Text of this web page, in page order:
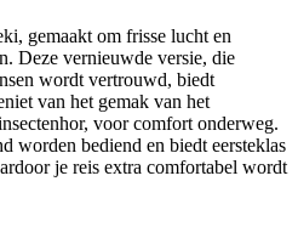
gemaakt om frisse lucht en
Deze vernieuwde versie, die
wordt vertrouwd, biedt
van het gemak van het
voor comfort onderweg.
worden bediend en biedt eersteklas
je reis extra comfortabel wordt